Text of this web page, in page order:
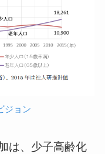
ジョン
は、少子高齢化